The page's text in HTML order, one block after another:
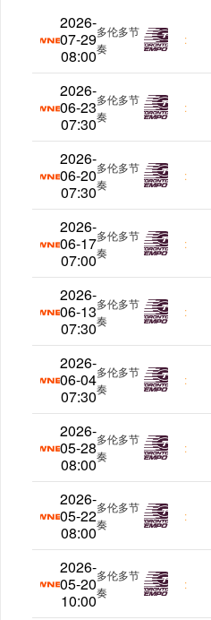
2026-
07-29
08:00
WNBA
多伦多节
奏
:
2026-
06-23
07:30
WNBA
多伦多节
奏
:
2026-
06-20
07:30
WNBA
多伦多节
奏
:
2026-
06-17
07:00
WNBA
多伦多节
奏
:
2026-
06-13
07:30
WNBA
多伦多节
奏
:
2026-
06-04
07:30
WNBA
多伦多节
奏
:
2026-
05-28
08:00
WNBA
多伦多节
奏
:
2026-
05-22
08:00
WNBA
多伦多节
奏
:
2026-
05-20
10:00
WNBA
多伦多节
奏
: